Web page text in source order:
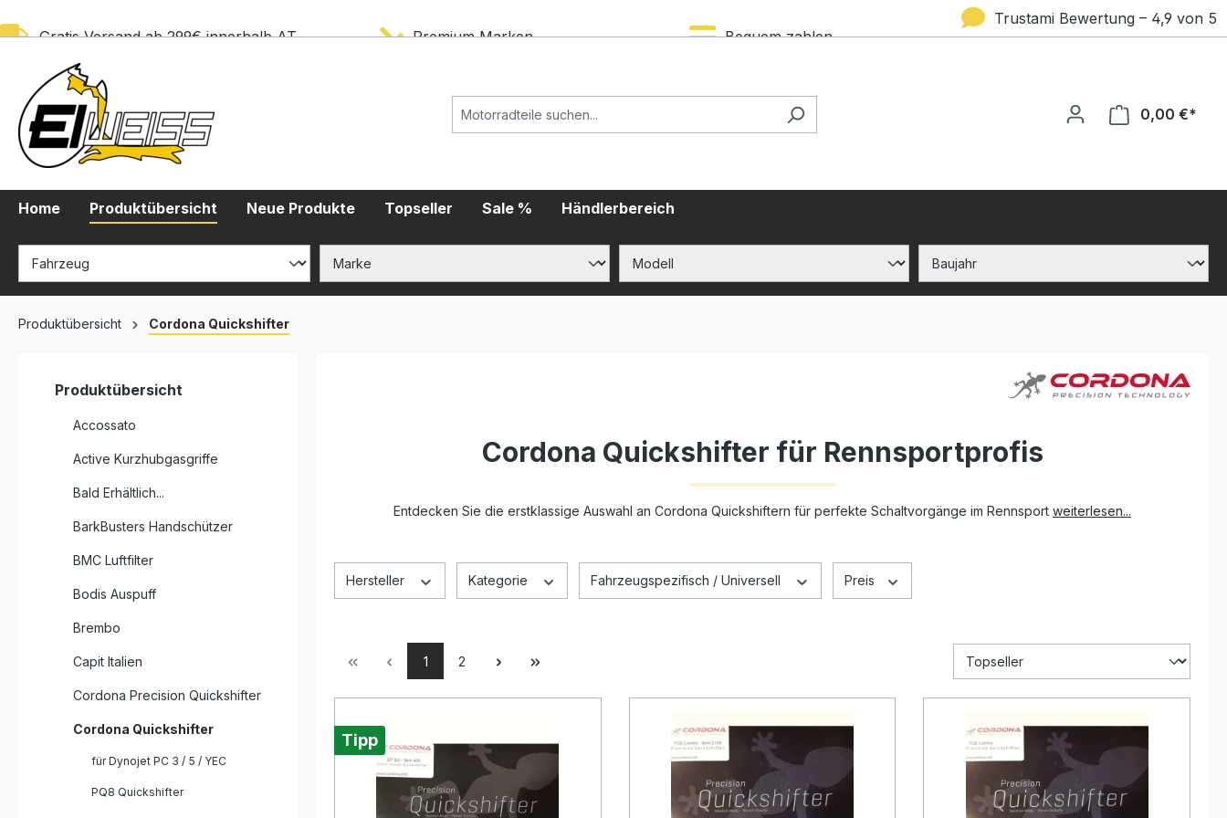
Gratis Versand ab 299€ innerhalb AT Premium Marken Bequem zahlen
Trustami Bewertung – 4,9 von 5
0,00 €*
Home Produktübersicht Neue Produkte Topseller Sale % Händlerbereich
Produktübersicht Cordona Quickshifter
Produktübersicht
Accossato
Active Kurzhubgasgriffe
Bald Erhältlich...
BarkBusters Handschützer
BMC Luftfilter
Bodis Auspuff
Brembo
Capit Italien
Cordona Precision Quickshifter
Cordona Quickshifter
für Dynojet PC 3 / 5 / YEC
PQ8 Quickshifter
Cordona Quickshifter für Rennsportprofis
Entdecken Sie die erstklassige Auswahl an Cordona Quickshiftern für perfekte Schaltvorgänge im Rennsport weiterlesen...
Hersteller Kategorie Fahrzeugspezifisch / Universell Preis
1 2
Tipp